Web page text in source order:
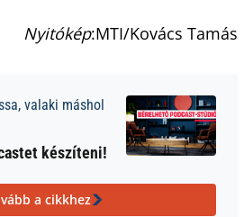
Nyitókép:MTI/Kovács Tamás
valaki máshol
készíteni!
a cikkhez